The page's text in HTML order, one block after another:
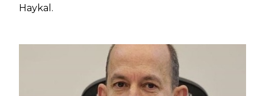
Haykal.